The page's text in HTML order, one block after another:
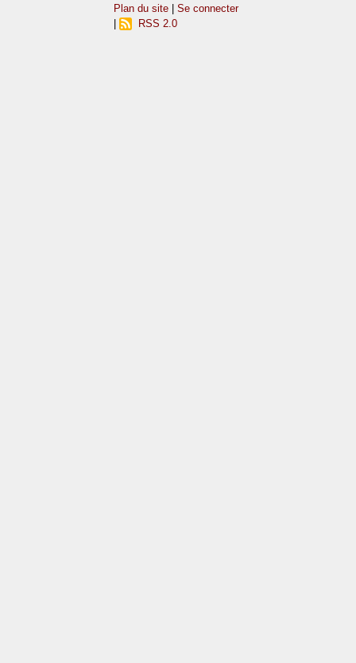
Plan du site |Se connecter
RSS 2.0